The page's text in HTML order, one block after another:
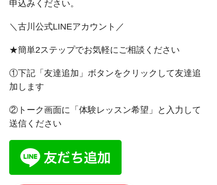
申込みください。
＼古川公式LINEアカウント／
★簡単2ステップでお気軽にご相談ください
①下記「友達追加」ボタンをクリックして友達追
加します
②トーク画面に「体験レッスン希望」と入力して
送信ください